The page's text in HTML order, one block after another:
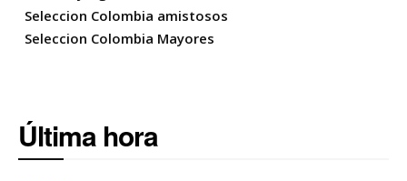
Seleccion Colombia amistosos
Seleccion Colombia Mayores
Última hora